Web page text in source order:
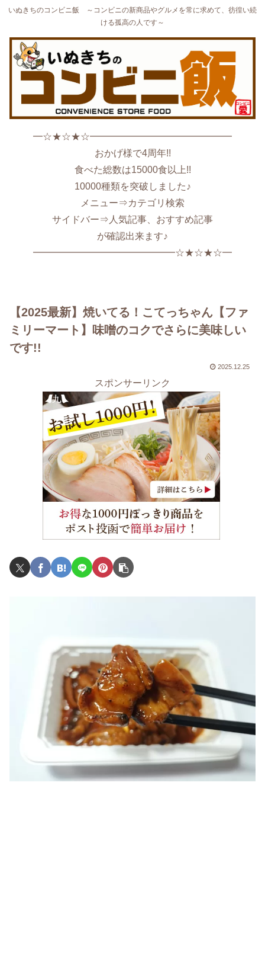
いぬきちのコンビニ飯 ～コンビニの新商品やグルメを常に求めて、彷徨い続
ける孤高の人です～
━☆★☆★☆━━━━━━━━━━━━━━━
おかげ様で4周年!!
食べた総数は15000食以上!!
10000種類を突破しました♪
メニュー⇒カテゴリ検索
サイドバー⇒人気記事、おすすめ記事
が確認出来ます♪
━━━━━━━━━━━━━━━☆★☆★☆━
【2025最新】焼いてる！こてっちゃん【ファ
ミリーマート】味噌のコクでさらに美味しい
です!!
2025.12.25
スポンサーリンク